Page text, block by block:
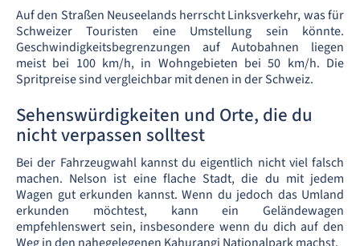
Auf den Straßen Neuseelands herrscht Linksverkehr, was für
Schweizer Touristen eine Umstellung sein könnte.
Geschwindigkeitsbegrenzungen auf Autobahnen liegen
meist bei 100 km/h, in Wohngebieten bei 50 km/h. Die
Spritpreise sind vergleichbar mit denen in der Schweiz.
Sehenswürdigkeiten und Orte, die du
nicht verpassen solltest
Bei der Fahrzeugwahl kannst du eigentlich nicht viel falsch
machen. Nelson ist eine flache Stadt, die du mit jedem
Wagen gut erkunden kannst. Wenn du jedoch das Umland
erkunden möchtest, kann ein Geländewagen
empfehlenswert sein, insbesondere wenn du dich auf den